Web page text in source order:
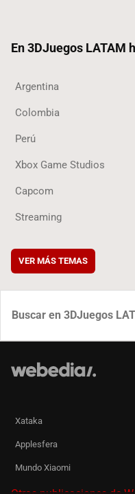
En 3DJuegos LATAM
Argentina
Colombia
Perú
Xbox Game Studios
Capcom
Streaming
VER MÁS TEMAS
Xataka
Applesfera
Mundo Xiaomi